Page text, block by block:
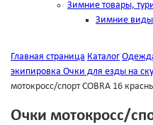
Зимние товары,
Зимние виды
Главная страница Каталог
экипировка Очки для езды на
мотокросс/спорт COBRA 16
Очки мотокросс/